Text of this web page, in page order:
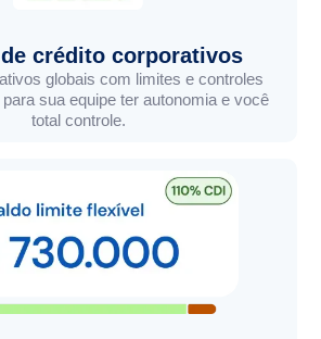
crédito corporativos
globais com limites e controles
sua equipe ter autonomia e você
total controle.